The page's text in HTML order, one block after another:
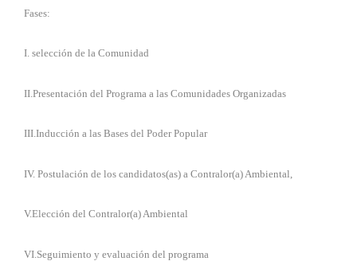
Fases:
I. selección de la Comunidad
II. Presentación del Programa a las Comunidades Organizadas
III.Inducción a las Bases del Poder Popular
IV. Postulación de los candidatos(as) a Contralor(a) Ambiental,
V.Elección del Contralor(a) Ambiental
VI. Seguimiento y evaluación del programa